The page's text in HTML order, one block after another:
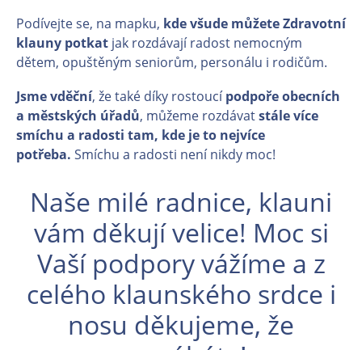
Podívejte se, na mapku, kde všude můžete Zdravotní
klauny potkat jak rozdávají radost nemocným
dětem, opuštěným seniorům, personálu i rodičům.
Jsme vděční, že také díky rostoucípodpoře obecních
a městských úřadů, můžeme rozdávatstále více
smíchu a radosti tam, kde je to nejvíce
potřeba. Smíchu a radosti není nikdy moc!
Naše milé radnice, klauni
vám děkují velice! Moc si
Vaší podpory vážíme a z
celého klaunského srdce i
nosu děkujeme, že